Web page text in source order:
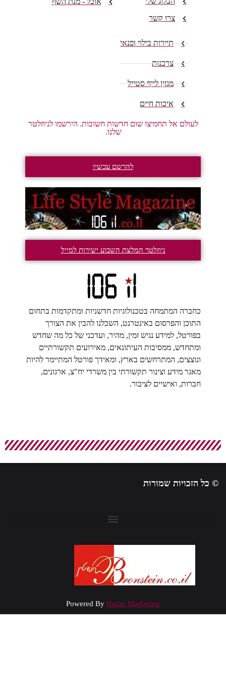
צרו קשר
תיירות בילוי ופנאי
צרכנות
מגזין לייף סטייל
איכות חיים
לעולם אל תחמיצו שום חדשות חשובות. הירשמו לניוזלטר
שלנו.
להרשם עכשיו
ניוזלטר המלצת השבוע ישירות למייל
כחברה המתמחה בטכנולוגיות חדשניות ומתקדמות בתחום
התוכן והפרסום באינטרנט, השכלנו להבין את הצורך
בפורטל, למידע נגיש זמין, מהיר, ועדכני של כל מה שחדש
ומתחדש, ממסיבות העיתונאים, מאירועים תקשורתיים
ונוצצים, המתרחשים בארץ, ומאידך פורטל המתיימר להיות
מאגר מידע וצינור תקשורתי בין משרדי יח"צ, ארגונים,
חברות, ואישיים לציבור.
כל הזכויות שמורות
Powered ByHadar Marketing